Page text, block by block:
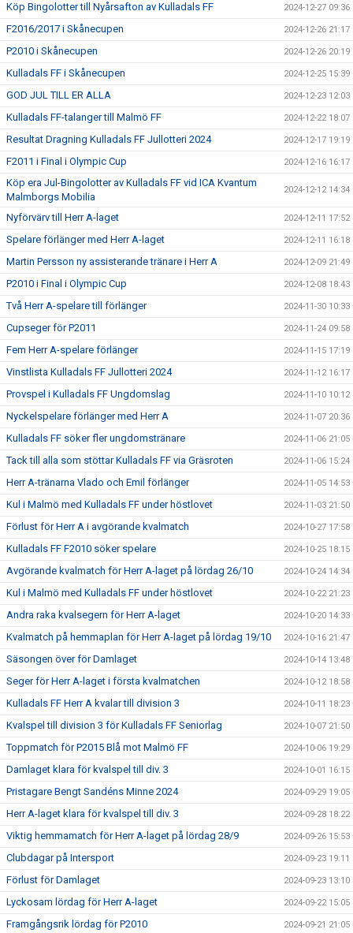
Köp Bingolotter till Nyårsafton av Kulladals FF 2024-12-27 09:36
F2016/2017 i Skånecupen 2024-12-26 21:17
P2010 i Skånecupen 2024-12-26 20:19
Kulladals FF i Skånecupen 2024-12-25 15:39
GOD JUL TILL ER ALLA 2024-12-23 12:03
Kulladals FF-talanger till Malmö FF 2024-12-22 18:07
Resultat Dragning Kulladals FF Jullotteri 2024 2024-12-17 19:19
F2011 i Final i Olympic Cup 2024-12-16 16:17
Köp era Jul-Bingolotter av Kulladals FF vid ICA Kvantum
Malmborgs Mobilia
2024-12-12 14:34
Nyförvärv till Herr A-laget 2024-12-11 17:52
Spelare förlänger med Herr A-laget 2024-12-11 16:18
Martin Persson ny assisterande tränare i Herr A 2024-12-09 21:49
P2010 i Final i Olympic Cup 2024-12-08 18:43
Två Herr A-spelare till förlänger 2024-11-30 10:33
Cupseger för P2011 2024-11-24 09:58
Fem Herr A-spelare förlänger 2024-11-15 17:19
Vinstlista Kulladals FF Jullotteri 2024 2024-11-12 16:17
Provspel i Kulladals FF Ungdomslag 2024-11-10 10:12
Nyckelspelare förlänger med Herr A 2024-11-07 20:36
Kulladals FF söker fler ungdomstränare 2024-11-06 21:05
Tack till alla som stöttar Kulladals FF via Gräsroten 2024-11-06 15:24
Herr A-tränarna Vlado och Emil förlänger 2024-11-05 14:53
Kul i Malmö med Kulladals FF under höstlovet 2024-11-03 21:50
Förlust för Herr A i avgörande kvalmatch 2024-10-27 17:58
Kulladals FF F2010 söker spelare 2024-10-25 18:15
Avgörande kvalmatch för Herr A-laget på lördag 26/10 2024-10-24 14:34
Kul i Malmö med Kulladals FF under höstlovet 2024-10-22 21:23
Andra raka kvalsegern för Herr A-laget 2024-10-20 14:33
Kvalmatch på hemmaplan för Herr A-laget på lördag 19/10 2024-10-16 21:47
Säsongen över för Damlaget 2024-10-14 13:48
Seger för Herr A-laget i första kvalmatchen 2024-10-12 18:58
Kulladals FF Herr A kvalar till division 3 2024-10-11 18:23
Kvalspel till division 3 för Kulladals FF Seniorlag 2024-10-07 21:50
Toppmatch för P2015 Blå mot Malmö FF 2024-10-06 19:29
Damlaget klara för kvalspel till div. 3 2024-10-01 16:15
Pristagare Bengt Sandéns Minne 2024 2024-09-29 19:05
Herr A-laget klara för kvalspel till div. 3 2024-09-28 18:22
Viktig hemmamatch för Herr A-laget på lördag 28/9 2024-09-26 15:53
Clubdagar på Intersport 2024-09-23 19:11
Förlust för Damlaget 2024-09-23 13:10
Lyckosam lördag för Herr A-laget 2024-09-22 15:05
Framgångsrik lördag för P2010 2024-09-21 21:05